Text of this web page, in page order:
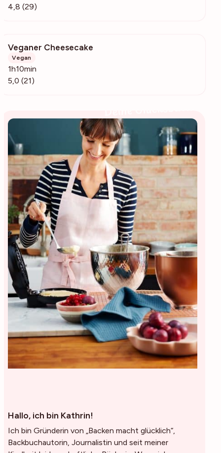
4,8 (29)
Veganer Cheesecake
Vegan
1h10min
5,0 (21)
Hallo, ich bin Kathrin!
Ich bin Gründerin von „Backen macht glücklich“,
Backbuchautorin, Journalistin und seit meiner